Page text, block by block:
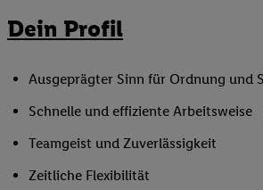
Dein Profil
Ausgeprägter Sinn für Ordnung und
Schnelle und effiziente Arbeitsweise
Teamgeist und Zuverlässigkeit
Zeitliche Flexibilität